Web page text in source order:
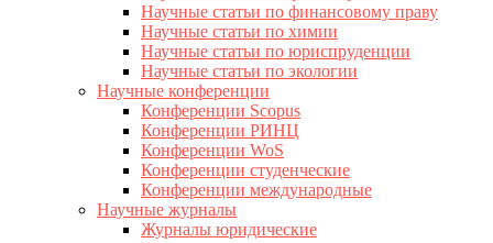
Научные статьи по финансовому праву
Научные статьи по химии
Научные статьи по юриспруденции
Научные статьи по экологии
Научные конференции
Конференции Scopus
Конференции РИНЦ
Конференции WoS
Конференции студенческие
Конференции международные
Научные журналы
Журналы юридические